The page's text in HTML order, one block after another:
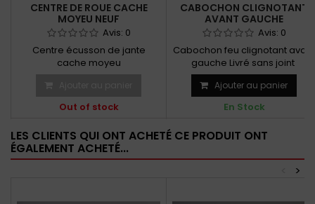
CENTRE DE ROUE CACHE
MOYEU NEUF
Avis: 0
Centre écusson de jante
cache moyeu
Out of stock
CABOCHON CLIGNOTANT
AVANT GAUCHE
Avis: 0
Cabochon feu clignotant avant
gauche Livré sans joint
Ajouter au panier
En Stock
LES CLIENTS QUI ONT ACHETÉ CE PRODUIT ONT
ÉGALEMENT ACHETÉ...
>